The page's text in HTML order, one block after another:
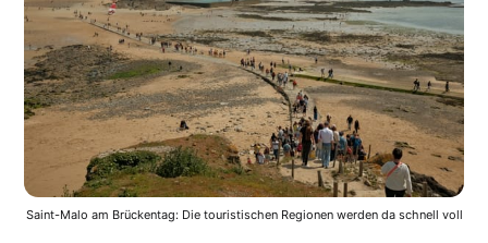
Saint-Malo am Brückentag: Die touristischen Regionen werden da schnell voll